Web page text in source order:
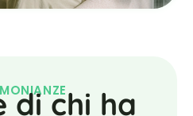
di chi ha